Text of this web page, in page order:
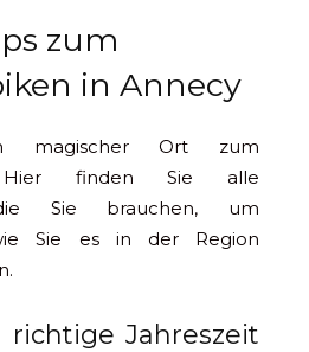
zum
in Annecy
magischer Ort zum
Hier finden Sie alle
Sie brauchen, um
Sie es in der Region
Jahreszeit